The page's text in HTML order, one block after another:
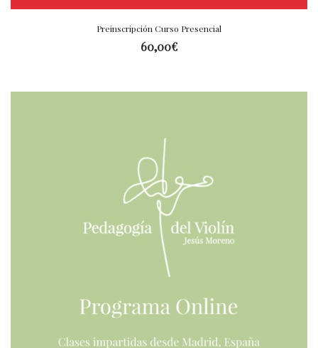
Preinscripción Curso Presencial
60,00€